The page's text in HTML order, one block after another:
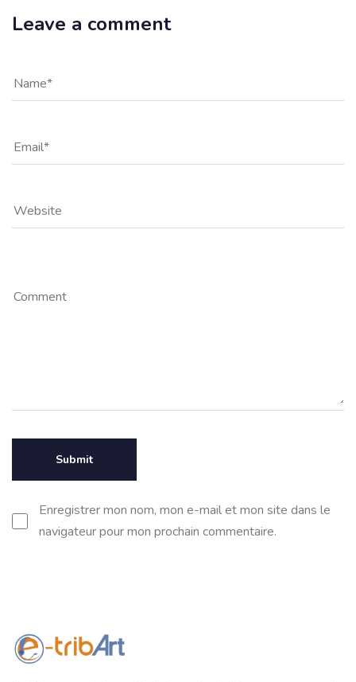
Leave a comment
Enregistrer mon nom, mon e-mail et mon site dans le
navigateur pour mon prochain commentaire.